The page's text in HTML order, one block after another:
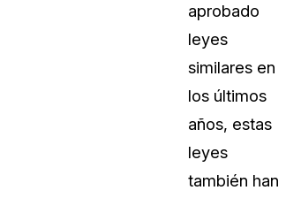
aprobado
leyes
similares en
los últimos
años, estas
leyes
también han